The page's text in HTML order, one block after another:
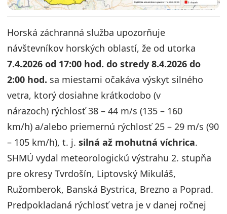
Horská záchranná služba upozorňuje
návštevníkov horských oblastí, že od utorka
7.4.2026 od 17:00 hod. do stredy 8.4.2026 do
2:00 hod. sa miestami očakáva výskyt silného
vetra, ktorý dosiahne krátkodobo (v
nárazoch) rýchlosť 38 – 44 m/s (135 – 160
km/h) a/alebo priemernú rýchlosť 25 – 29 m/s (90
– 105 km/h), t. j. silná až mohutná víchrica.
SHMÚ vydal meteorologickú výstrahu 2. stupňa
pre okresy Tvrdošín, Liptovský Mikuláš,
Ružomberok, Banská Bystrica, Brezno a Poprad.
Predpokladaná rýchlosť vetra je v danej ročnej